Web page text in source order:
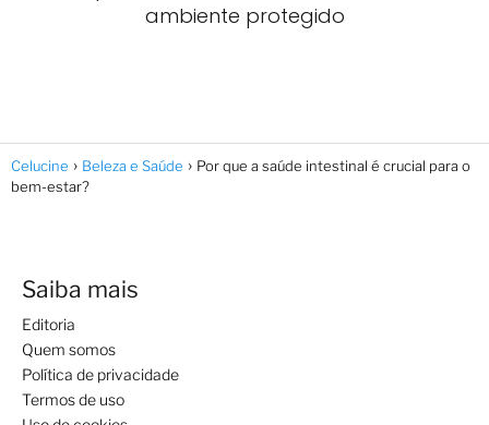
ambiente protegido
Celucine Beleza e Saúde
Por que a saúde intestinal é crucial para o
bem-estar?
Saiba mais
Editoria
Quem somos
Política de privacidade
Termos de uso